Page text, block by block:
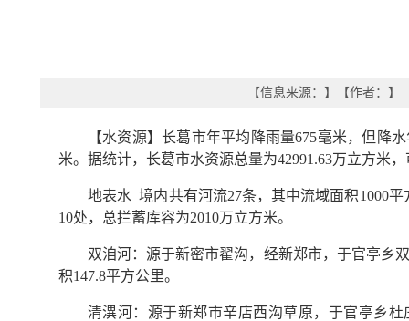
【信息来源： 】 【作者： 】
【水资源】长葛市年平均降雨量675毫米，但降
米。据统计，长葛市水资源总量为42991.63万立方米
地表水 境内共有河流27条，其中流域面积1000
10处，总拦蓄库容为2010万立方米。
双洎河：源于新密市翟沟，经新郑市，于官亭乡
积147.8平方公里。
清潩河：源于新郑市辛店西沟草原，于官亭乡